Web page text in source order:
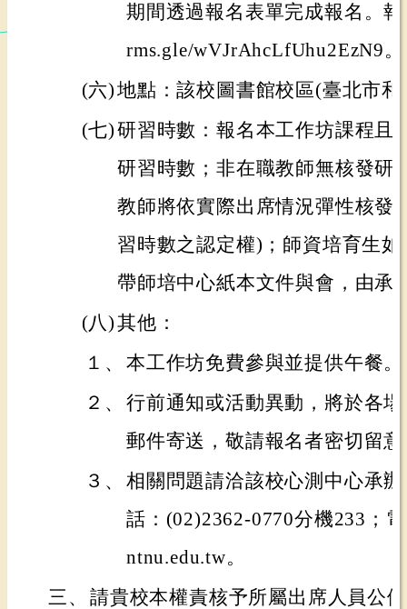
期間透過報名表單完成報名。
rms.gle/wVJrAhcLfUhu2EzN9。
(六)地點：該校圖書館校區(臺北市
(七)研習時數：報名本工作坊課程且
研習時數；非在職教師無核發研
教師將依實際出席情況彈性核發
習時數之認定權)；師資培育生
帶師培中心紙本文件與會，由承
(八)其他：
１、 本工作坊免費參與並提供午餐。
２、 行前通知或活動異動，將於各
郵件寄送，敬請報名者密切留
３、 相關問題請洽該校心測中心承
話：(02)2362-0770分機233；
ntnu.edu.tw。
三、 請貴校本權責核予所屬出席人員公